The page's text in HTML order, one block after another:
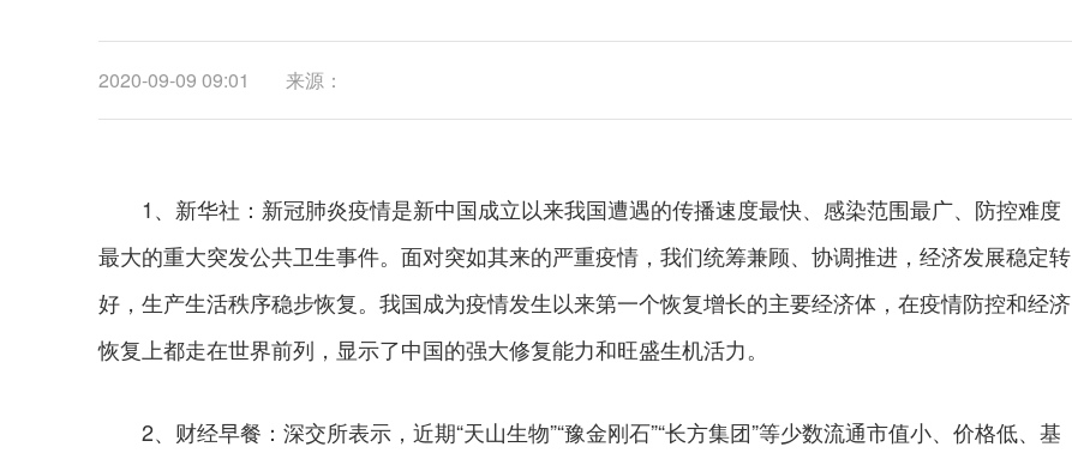
2020-09-09 09:01 来源：
1、新华社：新冠肺炎疫情是新中国成立以来我国遭遇的传播速度最快、感染范围最广、防控难度
最大的重大突发公共卫生事件。面对突如其来的严重疫情，我们统筹兼顾、协调推进，经济发展稳定转
好，生产生活秩序稳步恢复。我国成为疫情发生以来第一个恢复增长的主要经济体，在疫情防控和经济
恢复上都走在世界前列，显示了中国的强大修复能力和旺盛生机活力。
2、财经早餐：深交所表示，近期“天山生物”“豫金刚石”“长方集团”等少数流通市值小、价格低、基